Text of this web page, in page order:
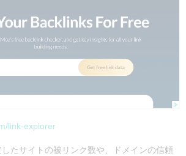
link-explorer
たサイトの被リンク数や、ドメインの信頼